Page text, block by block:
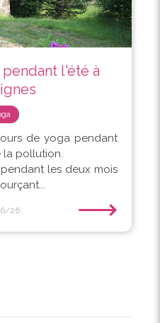
l'été à
de yoga pendant
la pollution.
les deux mois
26 ⟶